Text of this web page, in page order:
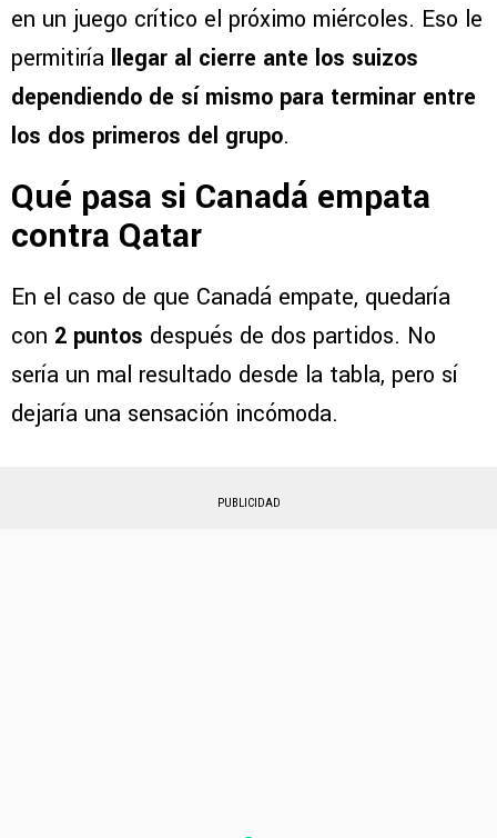
en un juego crítico el próximo miércoles. Eso le
permitiría llegar al cierre ante los suizos
dependiendo de sí mismo para terminar entre
los dos primeros del grupo.
Qué pasa si Canadá empata
contra Qatar
En el caso de que Canadá empate, quedaría
con 2 puntos después de dos partidos. No
sería un mal resultado desde la tabla, pero sí
dejaría una sensación incómoda.
PUBLICIDAD